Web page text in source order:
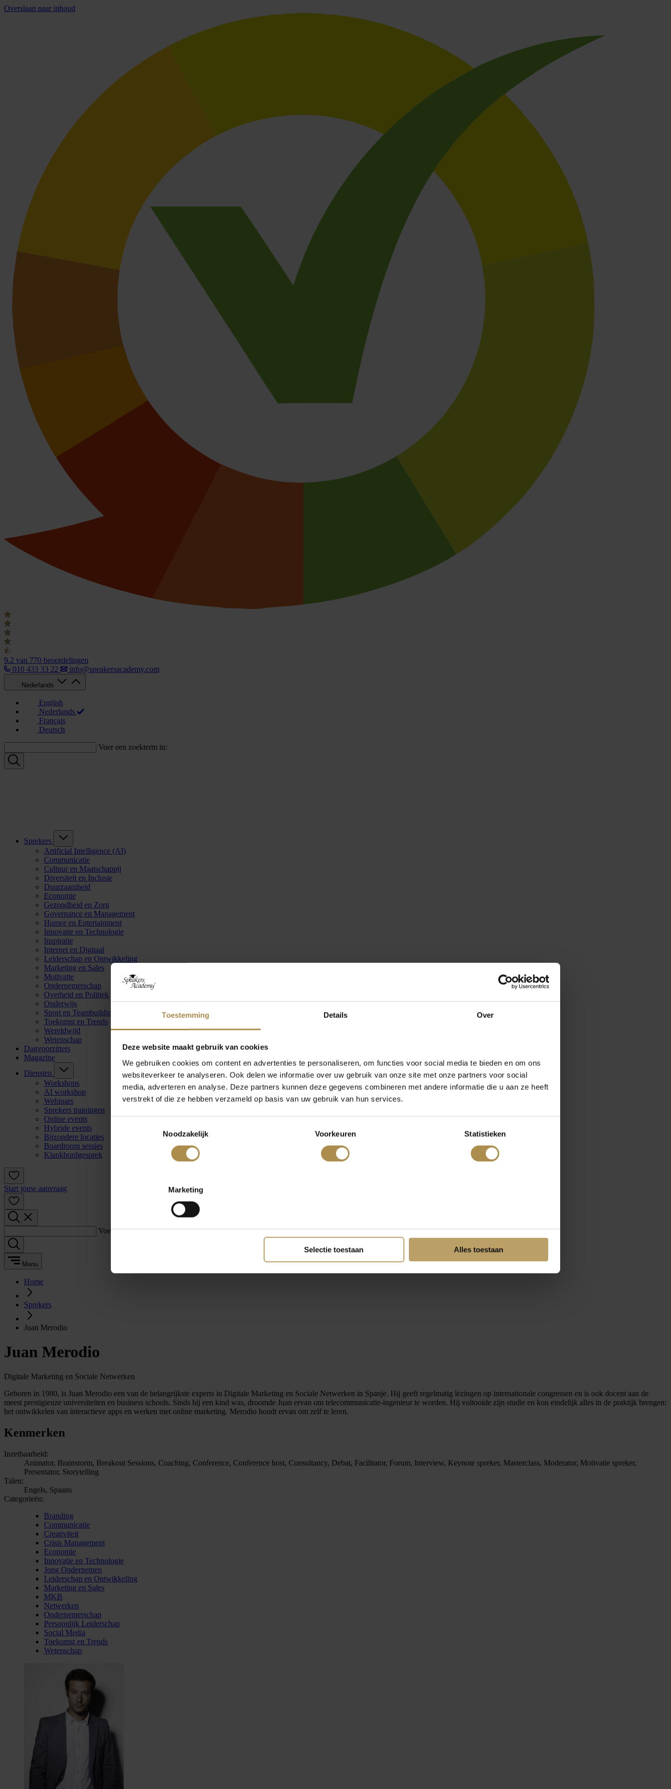
Toestemming Details Over
Deze website maakt gebruik van cookies
We gebruiken cookies om content en advertenties te personaliseren, om functies voor social media te bieden en om ons
websiteverkeer te analyseren. Ook delen we informatie over uw gebruik van onze site met onze partners voor social
media, adverteren en analyse. Deze partners kunnen deze gegevens combineren met andere informatie die u aan ze heeft
verstrekt of die ze hebben verzameld op basis van uw gebruik van hun services.
Noodzakelijk
Voorkeuren Statistieken
Marketing
Selectie toestaan Alles toestaan
Overslaan naar inhoud
9.2 van 770 beoordelingen
010 433 33 22
info@speakersacademy.com
Nederlands
English
Nederlands
Français
Deutsch
Voer een zoekterm in:
Sprekers
Artificial Intelligence (AI)
Communicatie
Cultuur en Maatschappij
Diversiteit en Inclusie
Duurzaamheid
Economie
Gezondheid en Zorg
Governance en Management
Humor en Entertainment
Innovatie en Technologie
Inspiratie
Internet en Digitaal
Leiderschap en Ontwikkeling
Marketing en Sales
Motivatie
Ondernemerschap
Overheid en Politiek
Onderwijs
Sport en Teambuilding
Toekomst en Trends
Wereldwijd
Wetenschap
Dagvoorzitters
Magazine
Diensten
Workshops
AI workshop
Webinars
Sprekers trainingen
Online events
Hybride events
Bijzondere locaties
Boardroom sessies
Klankbordgesprek
Start jouw aanvraag
Voer een zoekterm in:
Menu
Home
Sprekers
Juan Merodio
Juan Merodio
Digitale Marketing en Sociale Netwerken
Geboren in 1980, is Juan Merodio een van de belangrijkste experts in Digitale Marketing en Sociale Netwerken in Spanje. Hij geeft regelmatig lezingen op internationale congressen en is ook docent aan de
meest prestigieuze universiteiten en business schools. Sinds hij een kind was, droomde Juan ervan om telecommunicatie-ingenieur te worden. Hij voltooide zijn studie en kon eindelijk alles in de praktijk brengen:
het ontwikkelen van interactieve apps en werken met online marketing. Merodio houdt ervan om zelf te leren.
Kenmerken
Inzetbaarheid:
Animator, Brainstorm, Breakout Sessions, Coaching, Conference, Conference host, Consultancy, Debat, Facilitator, Forum, Interview, Keynote spreker, Masterclass, Moderator, Motivatie spreker,
Presentator, Storytelling
Talen:
Engels, Spaans
Categorieën:
Branding
Communicatie
Creativiteit
Crisis Management
Economie
Innovatie en Technologie
Jong Ondernemen
Leiderschap en Ontwikkeling
Marketing en Sales
MKB
Netwerken
Ondernemerschap
Persoonlijk Leiderschap
Social Media
Toekomst en Trends
Wetenschap